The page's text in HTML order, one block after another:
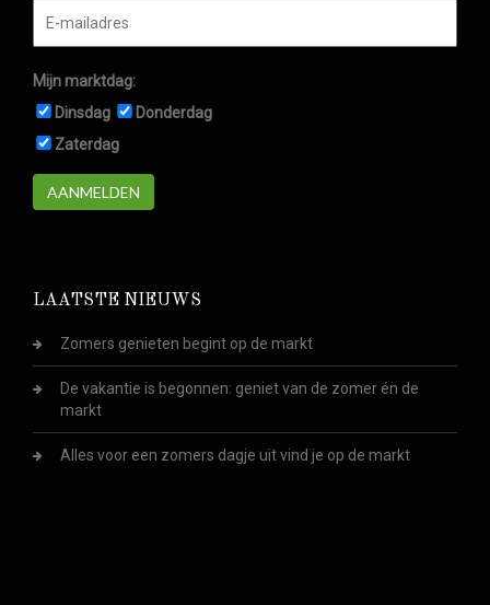
Mijn marktdag:
Dinsdag
Donderdag
Zaterdag
AANMELDEN
LAATSTE NIEUWS
Zomers genieten begint op de markt
De vakantie is begonnen: geniet van de zomer én de
markt
Alles voor een zomers dagje uit vind je op de markt